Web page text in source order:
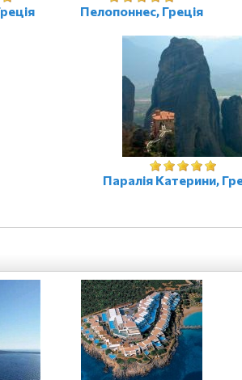
Пелопоннес, Греція
Паралія Катерини,